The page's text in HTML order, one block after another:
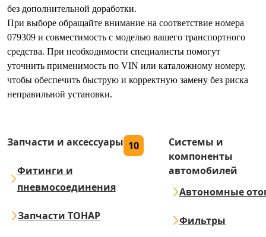
без дополнительной доработки.
При выборе обращайте внимание на соответствие номера
079309 и совместимость с моделью вашего транспортного
средства. При необходимости специалисты помогут
уточнить применимость по VIN или каталожному номеру,
чтобы обеспечить быструю и корректную замену без риска
неправильной установки.
Запчасти и аксессуары 10
Фитинги и
пневмосоединения
Запчасти ТОНАР
Системы и
компоненты
автомобилей
Автономные
Фильтры